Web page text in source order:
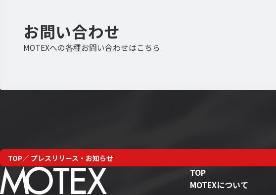
お問い合わせ
MOTEXへの各種お問い合わせはこちら
TOP プレスリリース・お知らせ
TOP
MOTEXについて